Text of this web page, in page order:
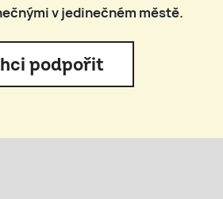
v jedinečném městě.
podpořit